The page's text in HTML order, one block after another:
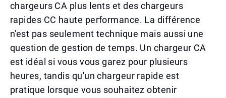
chargeurs CA plus lents et des chargeurs
rapides CC haute performance. La différence
n'est pas seulement technique mais aussi une
question de gestion de temps. Un chargeur CA
est idéal si vous vous garez pour plusieurs
heures, tandis qu'un chargeur rapide est
pratique lorsque vous souhaitez obtenir